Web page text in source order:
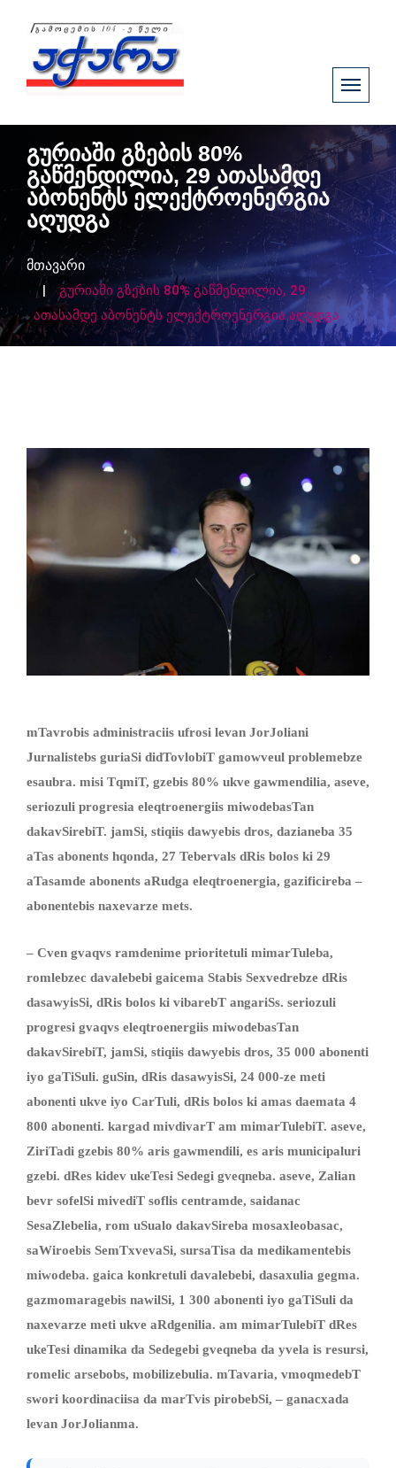
გურიაში გზების 80%
გაწმენდილია, 29 ათასამდე
აბონენტს ელექტროენერგია
აღუდგა
მთავარი
გურიაში გზების 80% გაწმენდილია, 29
ათასამდე აბონენტს ელექტროენერგია აღუდგა
mTavrobis administraciis ufrosi levan JorJoliani
Jurnalistebs guriaSi didTovlobiT gamowveul problemebze
esaubra. misi TqmiT, gzebis 80% ukve gawmendilia, aseve,
seriozuli progresia eleqtroenergiis miwodebasTan
dakavSirebiT. jamSi, stiqiis dawyebis dros, dazianeba 35
aTas abonents hqonda, 27 Tebervals dRis bolos ki 29
aTasamde abonents aRudga eleqtroenergia, gazificireba –
abonentebis naxevarze mets.
– Cven gvaqvs ramdenime prioritetuli mimarTuleba,
romlebzec davalebebi gaicema Stabis Sexvedrebze dRis
dasawyisSi, dRis bolos ki vibarebT angariSs. seriozuli
progresi gvaqvs eleqtroenergiis miwodebasTan
dakavSirebiT, jamSi, stiqiis dawyebis dros, 35 000 abonenti
iyo gaTiSuli. guSin, dRis dasawyisSi, 24 000-ze meti
abonenti ukve iyo CarTuli, dRis bolos ki amas daemata 4
800 abonenti. kargad mivdivarT am mimarTulebiT. aseve,
ZiriTadi gzebis 80% aris gawmendili, es aris municipaluri
gzebi. dRes kidev ukeTesi Sedegi gveqneba. aseve, Zalian
bevr sofelSi mivediT soflis centramde, saidanac
SesaZlebelia, rom uSualo dakavSireba mosaxleobasac,
saWiroebis SemTxvevaSi, sursaTisa da medikamentebis
miwodeba. gaica konkretuli davalebebi, dasaxulia gegma.
gazmomaragebis nawilSi, 1 300 abonenti iyo gaTiSuli da
naxevarze meti ukve aRdgenilia. am mimarTulebiT dRes
ukeTesi dinamika da Sedegebi gveqneba da yvela is resursi,
romelic arsebobs, mobilizebulia. mTavaria, vmoqmedebT
swori koordinaciisa da marTvis pirobebSi, – ganacxada
levan JorJolianma.